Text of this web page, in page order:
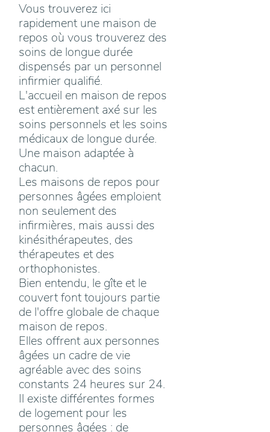
Vous trouverez ici
rapidement une maison de
repos où vous trouverez des
soins de longue durée
dispensés par un personnel
infirmier qualifié.
L'accueil en maison de repos
est entièrement axé sur les
soins personnels et les soins
médicaux de longue durée.
Une maison adaptée à
chacun.
Les maisons de repos pour
personnes âgées emploient
non seulement des
infirmières, mais aussi des
kinésithérapeutes, des
thérapeutes et des
orthophonistes.
Bien entendu, le gîte et le
couvert font toujours partie
de l'offre globale de chaque
maison de repos.
Elles offrent aux personnes
âgées un cadre de vie
agréable avec des soins
constants 24 heures sur 24.
Il existe différentes formes
de logement pour les
personnes âgées : de